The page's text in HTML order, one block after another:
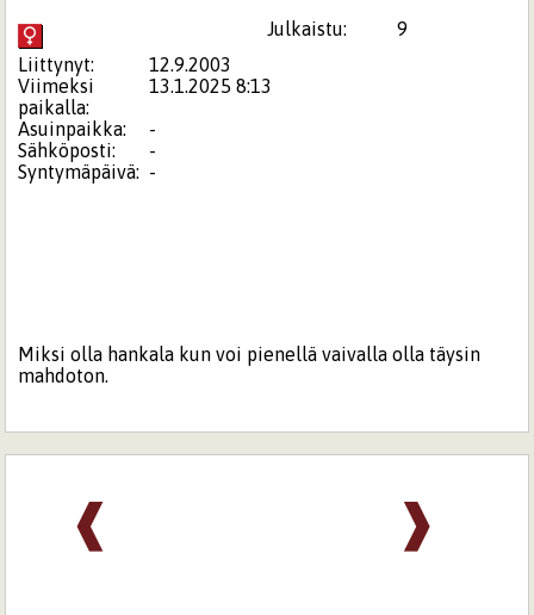
Julkaistu:
9
Liittynyt:
12.9.2003
Viimeksi
paikalla:
13.1.2025 8:13
Asuinpaikka:
-
Sähköposti:
-
Syntymäpäivä: -
Miksi olla hankala kun voi pienellä vaivalla olla täysin
mahdoton.
❱
❰